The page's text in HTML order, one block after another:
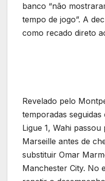
banco “não
tempo de jogo”. A
como recado direto
Revelado pelo
temporadas
Ligue 1, Wahi
Marseille antes de
substituir Omar
Manchester City. No